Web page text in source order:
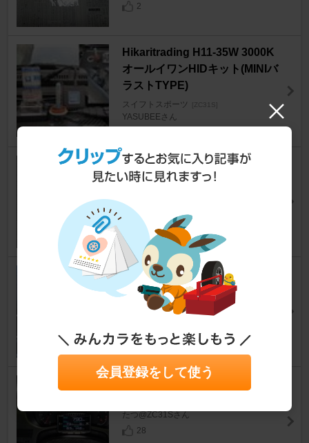
2
Hikaritrading H11-35W 3000K
オールイワンHIDキット(MINIバ
ラストTYPE)
スイフトスポーツ [ZC31S]
YASUBEEさん
R's Racing Service / RRP RR
P ECU書き換え
エボコさん
20
FUJITSUBO AUTHORIZE A-R
M
スイフトスポーツ
22
たつ@ZC31Sさん
28
会員登録をして使う